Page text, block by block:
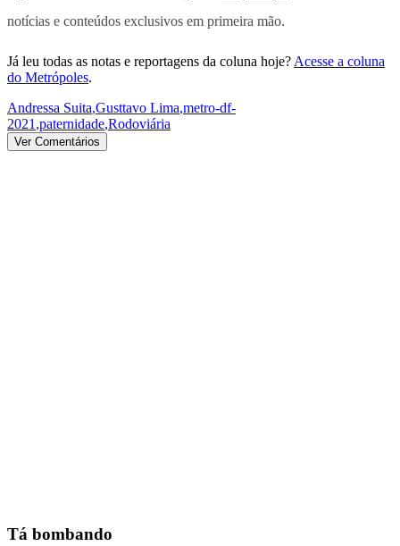
notícias e conteúdos exclusivos em primeira mão.
Já leu todas as notas e reportagens da coluna hoje? Acesse a coluna
do Metrópoles.
Andressa Suita,Gusttavo Lima,metro-df-
2021 ,paternidade,Rodoviária
Ver Comentários
Tá bombando